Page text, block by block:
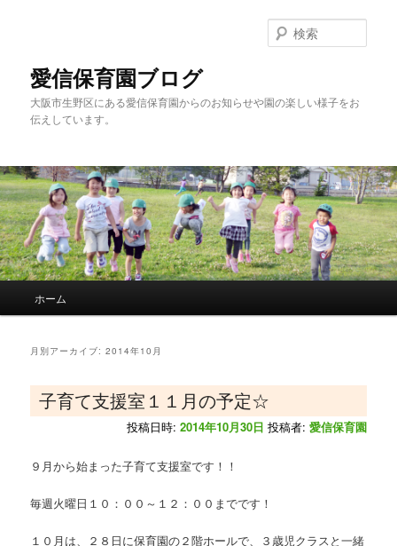
愛信保育園ブログ
大阪市生野区にある愛信保育園からのお知らせや園の楽しい様子をお
伝えしています。
索
メインコンテンツへ移動
サブコンテンツへ移動
ホーム
月別アーカイブ:2014年10月
子育て支援室１１月の予定☆
投稿日時: 2014年10月30日 投稿者: 愛信保育園
９月から始まった子育て支援室です！！
毎週火曜日１０：００～１２：００までです！
１０月は、２８日に保育園の２階ホールで、３歳児クラスと一緒